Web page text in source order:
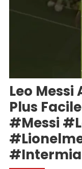
Leo Messi
Plus
#messi